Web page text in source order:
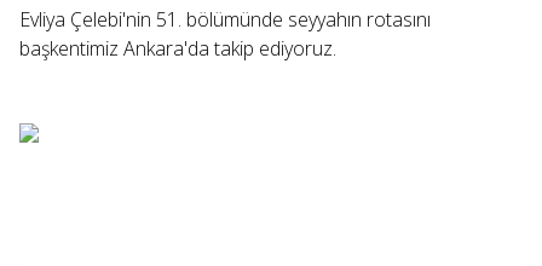
Evliya Çelebi'nin 51. bölümünde seyyahın rotasını
başkentimiz Ankara'da takip ediyoruz.